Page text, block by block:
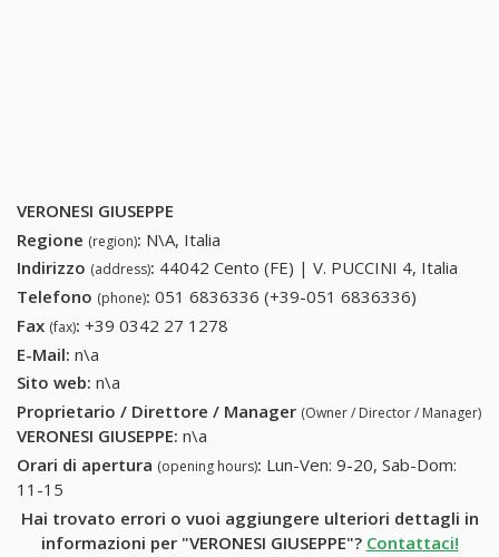
VERONESI GIUSEPPE
Regione (region): N\A, Italia
Indirizzo (address): 44042 Cento (FE) | V. PUCCINI 4, Italia
Telefono (phone): 051 6836336 (+39-051 6836336)
Fax (fax): +39 0342 27 1278
E-Mail: n\a
Sito web: n\a
Proprietario / Direttore / Manager (Owner / Director / Manager)
VERONESI GIUSEPPE: n\a
Orari di apertura (opening hours): Lun-Ven: 9-20, Sab-Dom:
11-15
Hai trovato errori o vuoi aggiungere ulteriori dettagli in
informazioni per "VERONESI GIUSEPPE"? Contattaci!